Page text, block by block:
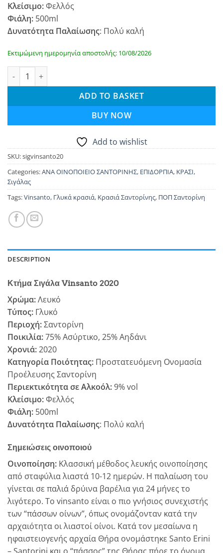
Κλείσιμο:Φελλός
Φιάλη: 500ml
Δυνατότητα Παλαίωσης: Πολύ καλή
Εκτιμώμενη ημερομηνία αποστολής: 10/08/2026
Κτήμα Σιγάλα Vinsanto 2020 quantity
ADD TO BASKET
BUY NOW
Add to wishlist
SKU:sigvinsanto20
Categories:ΑΝΑ ΟΙΝΟΠΟΙΕΙΟ ΣΑΝΤΟΡΙΝΗΣ, ΕΠΙΔΟΡΠΙΑ, ΚΡΑΣΙ,
Σιγάλας
Tags:Vinsanto, Γλυκά κρασιά, Κρασιά Σαντορίνης, ΠΟΠ Σαντορίνη
DESCRIPTION
Κτήμα Σιγάλα Vinsanto 2020
Χρώμα:Λευκό
Τύπος: Γλυκό
Περιοχή:Σαντορίνη
Ποικιλία:75% Ασύρτικο, 25% Αηδάνι
Χρονιά:2020
Κατηγορία Ποιότητας: Προστατευόμενη Ονομασία
Προέλευσης Σαντορίνη
Περιεκτικότητα σε Αλκοόλ:9% vol
Κλείσιμο:Φελλός
Φιάλη: 500ml
Δυνατότητα Παλαίωσης: Πολύ καλή
Σημειώσεις οινοποιού
Οινοποίηση: Κλασσική μέθοδος λευκής οινοποίησης
από σταφύλια λιαστά 10-12 ημερών. Η παλαίωση του
γίνεται σε παλιά δρύινα βαρέλια για 24 μήνες το
λιγότερο. Το vinsanto είναι ο πιο γνήσιος συνεχιστής
των “πάσσων οίνων”, όπως ονομάζονταν κατά την
αρχαιότητα οι λιαστοί οίνοι. Κατά τον μεσαίωνα η
ηφαιστειογενής αρχαία Θήρα ονομάστηκε Santo Erini